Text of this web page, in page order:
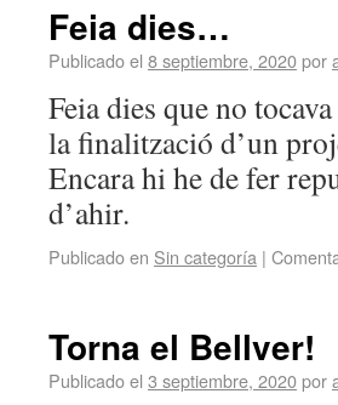
Feia dies…
Publicado el 8 septiembre, 2020por
Feia dies que no
la finalització d’un
Encara hi he de fer
d’ahir.
Publicado en Sin categoría |
Torna el Bellver!
Publicado el 3 septiembre, 2020por